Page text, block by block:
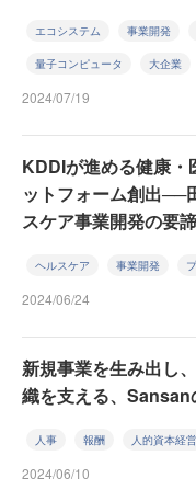
エコシステム 事業開発
量子コンピュータ 大企業
2024/07/19
KDDIが進める健康・
ットフォーム創出──
スケア事業開発の要諦
ヘルスケア 事業開発
2024/06/24
新規事業を生み出し
織を支える、Sansan
人事 報酬 人的資本経営
2024/06/10